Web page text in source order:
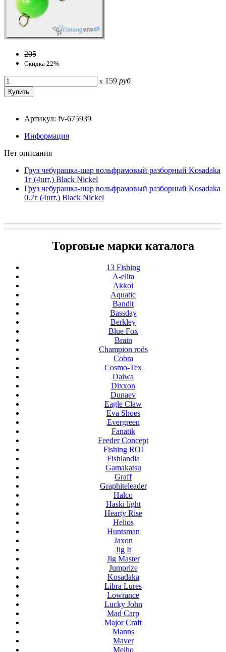
205
Скидка 22%
x 159 руб
Артикул: fv-675939
Информация
Нет описания
Груз чебурашка-шар вольфрамовый разборный Kosadaka
1г (4шт.) Black Nickel
Груз чебурашка-шар вольфрамовый разборный Kosadaka
0.7г (4шт.) Black Nickel
Торговые марки каталога
13 Fishing
A-elita
Akkoi
Aquatic
Bandit
Bassday
Berkley
Blue Fox
Brain
Champion rods
Cobra
Cosmo-Tex
Daiwa
Dixxon
Dunaev
Eagle Claw
Eva Shoes
Evergreen
Fanatik
Feeder Concept
Fishing ROI
Fishlandia
Gamakatsu
Graff
Graphiteleader
Halco
Haski light
Hearty Rise
Helios
Huntsman
Jaxon
Jig It
Jig Master
Jumprize
Kosadaka
Libra Lures
Lowrance
Lucky John
Mad Carp
Major Craft
Manns
Maver
Meiho